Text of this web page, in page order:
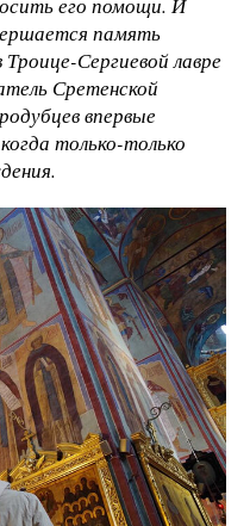
память
Сергиевой лавре
Сретенской
впервые
только-только